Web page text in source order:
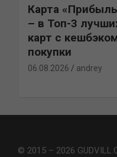
Карта
– в Топ-3
карт с
покупки
06.08.2026 andrey
© 2015 – 2026